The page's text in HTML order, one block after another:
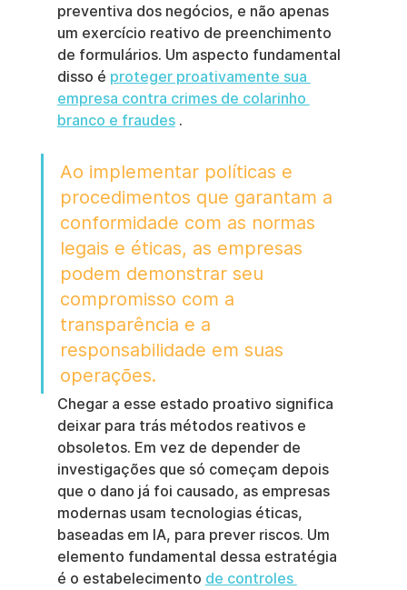
preventiva dos negócios, e não apenas
um exercício reativo de preenchimento
de formulários. Um aspecto fundamental
disso é proteger proativamente sua
empresa contra crimes de colarinho
branco e fraudes .
Ao implementar políticas e
procedimentos que garantam a
conformidade com as normas
legais e éticas, as empresas
podem demonstrar seu
compromisso com a
transparência e a
responsabilidade em suas
operações.
Chegar a esse estado proativo significa
deixar para trás métodos reativos e
obsoletos. Em vez de depender de
investigações que só começam depois
que o dano já foi causado, as empresas
modernas usam tecnologias éticas,
baseadas em IA, para prever riscos. Um
elemento fundamental dessa estratégia
é o estabelecimento de controles